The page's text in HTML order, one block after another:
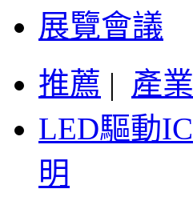
展覽會議
推薦 | 產業
LED驅動IC
明